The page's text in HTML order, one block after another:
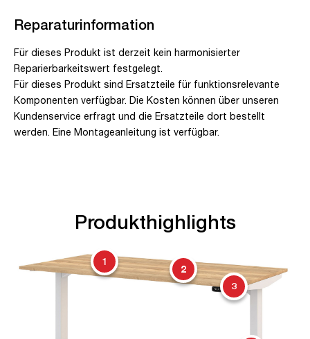
Reparaturinformation
Für dieses Produkt ist derzeit kein harmonisierter
Reparierbarkeitswert festgelegt.
Für dieses Produkt sind Ersatzteile für funktionsrelevante
Komponenten verfügbar. Die Kosten können über unseren
Kundenservice erfragt und die Ersatzteile dort bestellt
werden. Eine Montageanleitung ist verfügbar.
Produkthighlights
1
2
3